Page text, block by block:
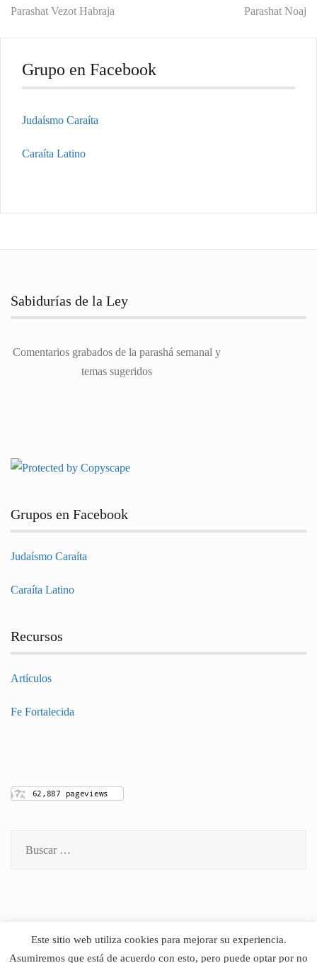
Navegación
de
entradas
Parashat Vezot Habraja Parashat Noaj
Grupo en Facebook
Judaísmo Caraíta
Caraíta Latino
Sabidurías de la Ley
Comentarios grabados de la parashá semanal y
temas sugeridos
Grupos en Facebook
Judaísmo Caraíta
Caraíta Latino
Recursos
Artículos
Fe Fortalecida
Este sitio web utiliza cookies para mejorar su experiencia.
Asumiremos que está de acuerdo con esto, pero puede optar por no